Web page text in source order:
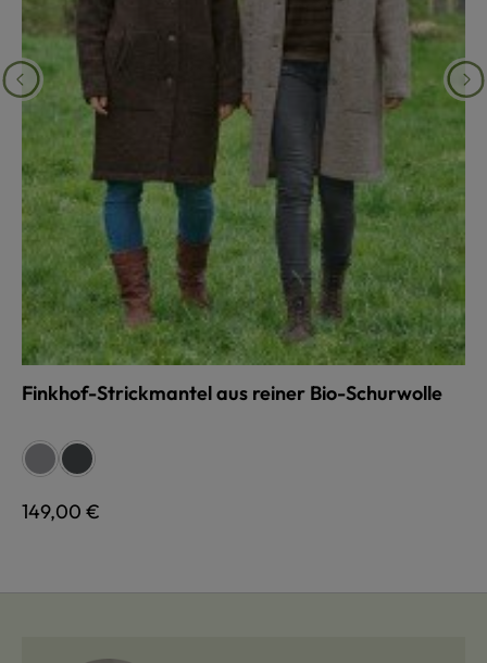
Finkhof-Strickmantel aus reiner Bio-Schurwolle
Farbe auswählen
grau anthrazit
Regulärer Preis:
149,00 €